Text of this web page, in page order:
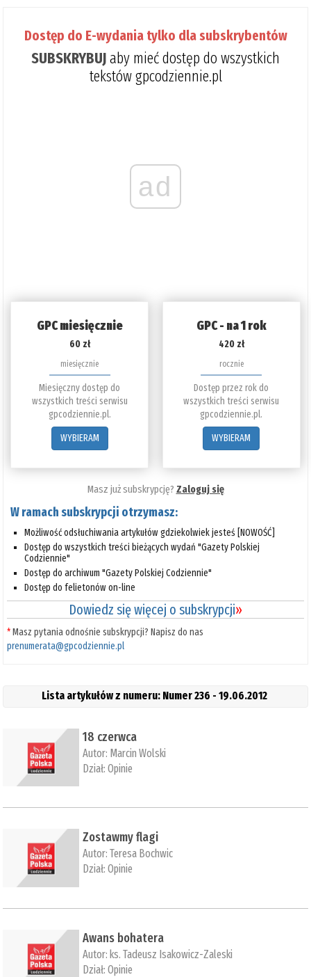
Dostęp do E-wydania tylko dla subskrybentów
SUBSKRYBUJaby mieć dostęp do wszystkich
tekstów gpcodziennie.pl
ad
GPC miesięcznie
60 zł
miesięcznie
Miesięczny dostęp do
wszystkich treści serwisu
gpcodziennie.pl.
WYBIERAM
GPC - na 1 rok
420 zł
rocznie
Dostęp przez rok do
wszystkich treści serwisu
gpcodziennie.pl.
WYBIERAM
Masz już subskrypcję? Zaloguj się
W ramach subskrypcji otrzymasz:
Możliwość odsłuchiwania artykułów gdziekolwiek jesteś [NOWOŚĆ]
Dostęp do wszystkich treści bieżących wydań "Gazety Polskiej
Codziennie"
Dostęp do archiwum "Gazety Polskiej Codziennie"
Dostęp do felietonów on-line
Dowiedz się więcej o subskrypcji»
*Masz pytania odnośnie subskrypcji? Napisz do nas
prenumerata@gpcodziennie.pl
Lista artykułów z numeru: Numer 236 - 19.06.2012
18 czerwca
Autor: Marcin Wolski
Dział:Opinie
Zostawmy flagi
Autor:Teresa Bochwic
Dział:Opinie
Awans bohatera
Autor: ks. Tadeusz Isakowicz-Zaleski
Dział:Opinie